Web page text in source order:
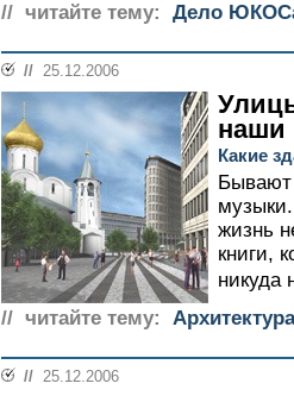
// читайте тему:
Дело
// 25.12.2006
наши
Какие
Бывают
жизнь
книги,
никуда
// читайте тему:
Архитектура
// 25.12.2006